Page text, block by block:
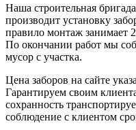
Наша строительная
производит установку
правило монтаж занимает
По окончании работ мы
мусор с участка.
Цена заборов на сайте
Гарантируем своим
сохранность
соблюдение с клиентом